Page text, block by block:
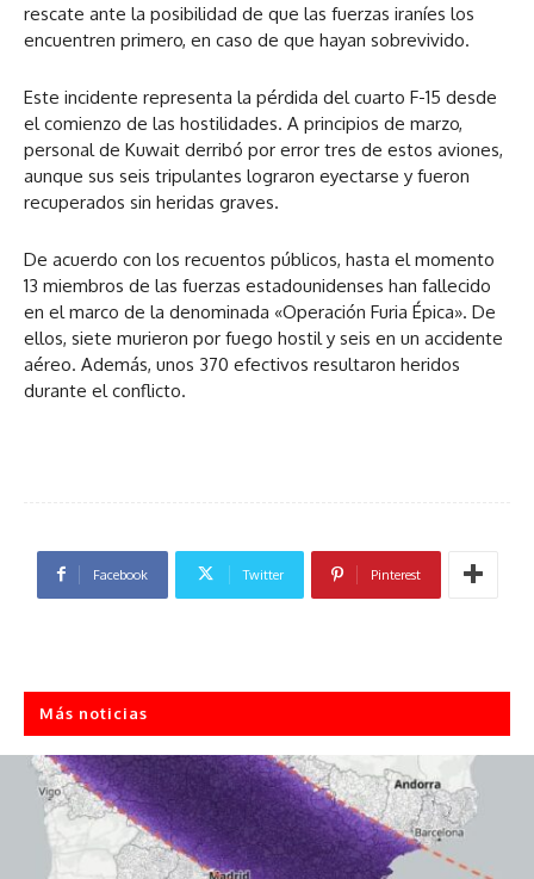
rescate ante la posibilidad de que las fuerzas iraníes los
encuentren primero, en caso de que hayan sobrevivido.
Este incidente representa la pérdida del cuarto F-15 desde
el comienzo de las hostilidades. A principios de marzo,
personal de Kuwait derribó por error tres de estos aviones,
aunque sus seis tripulantes lograron eyectarse y fueron
recuperados sin heridas graves.
De acuerdo con los recuentos públicos, hasta el momento
13 miembros de las fuerzas estadounidenses han fallecido
en el marco de la denominada «Operación Furia Épica». De
ellos, siete murieron por fuego hostil y seis en un accidente
aéreo. Además, unos 370 efectivos resultaron heridos
durante el conflicto.
Facebook Twitter Pinterest
Más noticias